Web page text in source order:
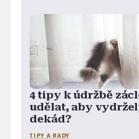
4 tipy k údržbě
udělat, aby
dekád?
TIPY A RADY